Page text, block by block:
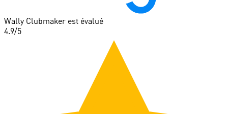
Wally Clubmaker est évalué
4.9/5